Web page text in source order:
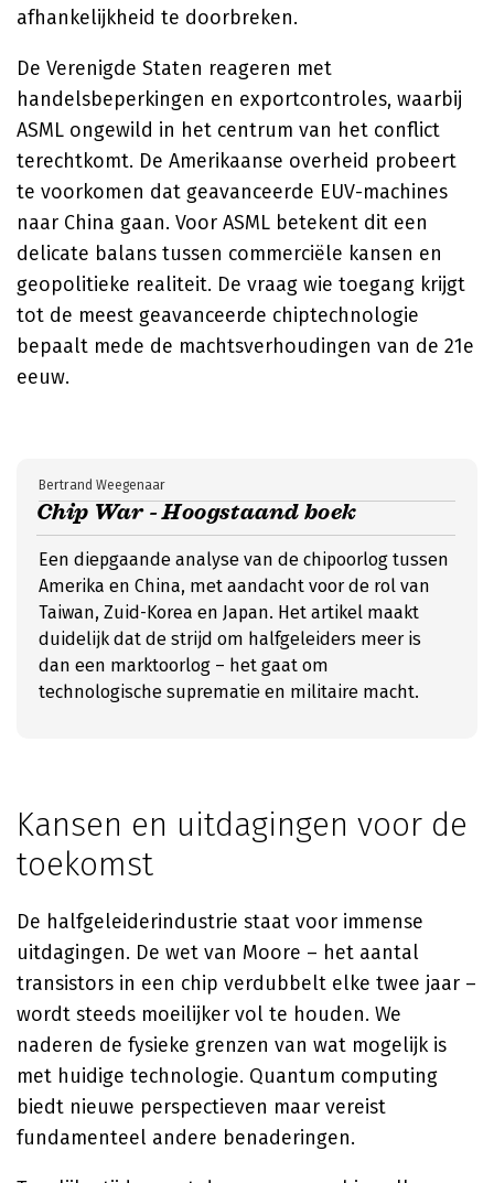
afhankelijkheid te doorbreken.
De Verenigde Staten reageren met
handelsbeperkingen en exportcontroles, waarbij
ASML ongewild in het centrum van het conflict
terechtkomt. De Amerikaanse overheid probeert
te voorkomen dat geavanceerde EUV-machines
naar China gaan. Voor ASML betekent dit een
delicate balans tussen commerciële kansen en
geopolitieke realiteit. De vraag wie toegang krijgt
tot de meest geavanceerde chiptechnologie
bepaalt mede de machtsverhoudingen van de 21e
eeuw.
Chip War - Hoogstaand boek
Bertrand Weegenaar
Een diepgaande analyse van de chipoorlog tussen
Amerika en China, met aandacht voor de rol van
Taiwan, Zuid-Korea en Japan. Het artikel maakt
duidelijk dat de strijd om halfgeleiders meer is
dan een marktoorlog – het gaat om
technologische suprematie en militaire macht.
Kansen en uitdagingen voor de
toekomst
De halfgeleiderindustrie staat voor immense
uitdagingen. De wet van Moore – het aantal
transistors in een chip verdubbelt elke twee jaar –
wordt steeds moeilijker vol te houden. We
naderen de fysieke grenzen van wat mogelijk is
met huidige technologie. Quantum computing
biedt nieuwe perspectieven maar vereist
fundamenteel andere benaderingen.